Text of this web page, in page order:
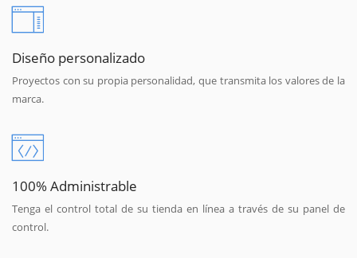
Diseño personalizado
Proyectos con su propia personalidad, que transmita los valores de la
marca.
100% Administrable
Tenga el control total de su tienda en línea a través de su panel de
control.